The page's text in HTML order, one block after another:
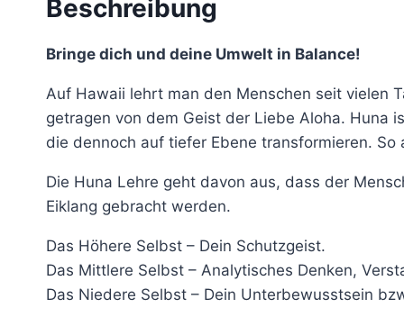
Beschreibung
Bringe dich und deine Umwelt in Balance!
Auf Hawaii lehrt man den Menschen seit vielen
getragen von dem Geist der Liebe Aloha. Huna
die dennoch auf tiefer Ebene transformieren.
Die Huna Lehre geht davon aus, dass der
Eiklang gebracht werden.
Das Höhere Selbst – Dein Schutzgeist.
Das Mittlere Selbst – Analytisches Denken,
Das Niedere Selbst – Dein Unterbewusstsein